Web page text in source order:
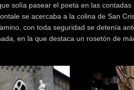
solía pasear el poeta en las
se acercaba a la colina de San
con toda seguridad se detenía
en la que destaca un rosetón de